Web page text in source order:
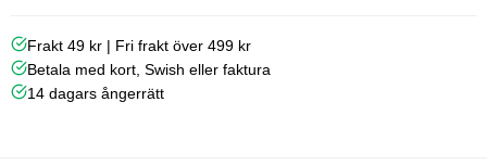
Frakt 49 kr | Fri frakt över 499 kr
Betala med kort, Swish eller faktura
14 dagars ångerrätt